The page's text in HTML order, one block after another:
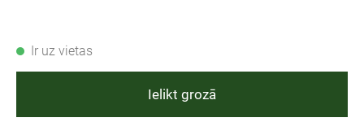
Ir uz vietas
Ielikt grozā